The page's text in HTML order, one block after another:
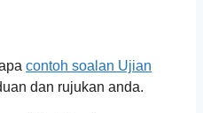
contoh soalan Ujian
dan rujukan anda.